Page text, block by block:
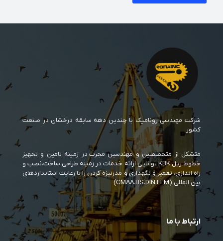
شرکت مهندسی رونامیک با چندین دهه سابقه درخشان در صنعت
کشور
متشکل از متخصصین و مهندسین مجرب در زمینه تامین و تجهیز
خطوط ریل KBK توانایی ارائه خدمات در زمینه طراحی،ساخت،نصب و
راه اندازی، تعمیر و نگهداری و مدرنیزه کردن را با رعایت استانداردهای
بین المللی (CMAA،BS،DIN،FEM)
ارتباط با ما